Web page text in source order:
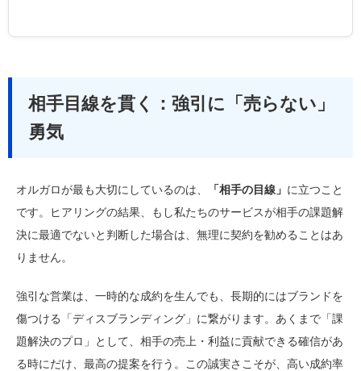
相手目線を貫く：強引に「売らない」
勇気
オルガロが最も大切にしているのは、 「相手の目線」 に立つこと
です。ヒアリングの結果、もし私たちのサービスが相手の課題解
決に最適でないと判断した場合は、無理に契約を勧めることはあ
りません。
強引な営業は、一時的な成約を生んでも、長期的にはブランドを
傷つける「ディスブランディング」に繋がります。あくまで「課
題解決のプロ」として、相手の売上・利益に貢献できる確信があ
る時にだけ、最高の提案を行う。この誠実さこそが、高い成約率